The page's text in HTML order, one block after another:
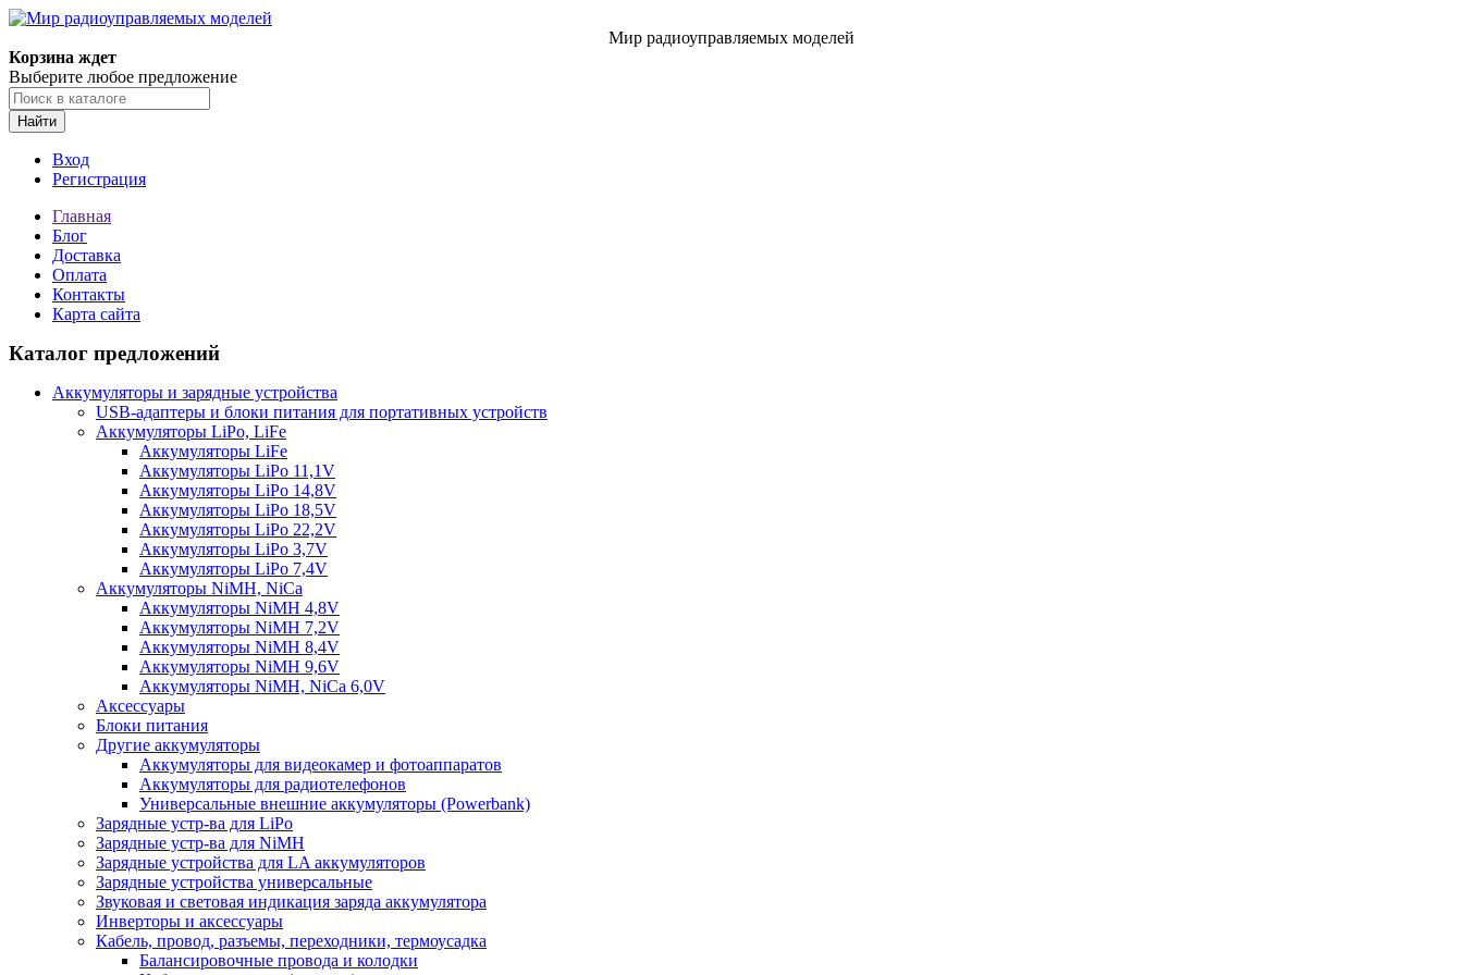
Мир радиоуправляемых моделей
Корзина ждет
Выберите любое предложение
Найти
Вход
Регистрация
Главная
Блог
Доставка
Оплата
Контакты
Карта сайта
Каталог предложений
Аккумуляторы и зарядные устройства
USB-адаптеры и блоки питания для портативных устройств
Аккумуляторы LiPo, LiFe
Аккумуляторы LiFe
Аккумуляторы LiPo 11,1V
Аккумуляторы LiPo 14,8V
Аккумуляторы LiPo 18,5V
Аккумуляторы LiPo 22,2V
Аккумуляторы LiPo 3,7V
Аккумуляторы LiPo 7,4V
Аккумуляторы NiMH, NiCa
Аккумуляторы NiMH 4,8V
Аккумуляторы NiMH 7,2V
Аккумуляторы NiMH 8,4V
Аккумуляторы NiMH 9,6V
Аккумуляторы NiMH, NiCa 6,0V
Аксессуары
Блоки питания
Другие аккумуляторы
Аккумуляторы для видеокамер и фотоаппаратов
Аккумуляторы для радиотелефонов
Универсальные внешние аккумуляторы (Powerbank)
Зарядные устр-ва для LiPo
Зарядные устр-ва для NiMH
Зарядные устройства для LA аккумуляторов
Зарядные устройства универсальные
Звуковая и световая индикация заряда аккумулятора
Инверторы и аксессуары
Кабель, провод, разъемы, переходники, термоусадка
Балансировочные провода и колодки